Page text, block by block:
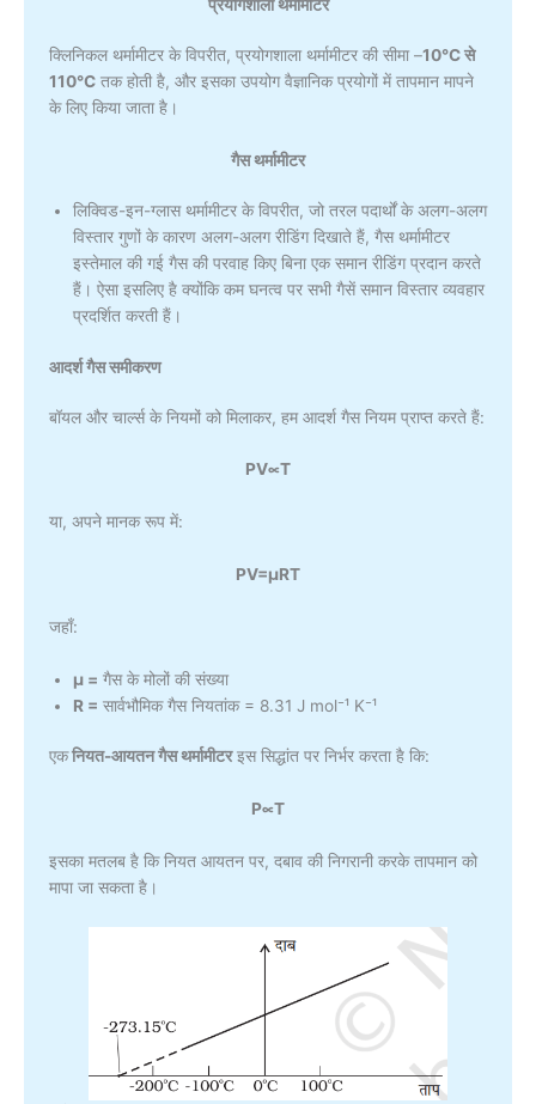
प्रयोगशाला थर्मामीटर
क्लिनिकल थर्मामीटर के विपरीत, प्रयोगशाला थर्मामीटर की सीमा –10°C से
110°Cतक होती है, और इसका उपयोग वैज्ञानिक प्रयोगों में तापमान मापने
के लिए किया जाता है।
गैस थर्मामीटर
लिक्विड-इन-ग्लास थर्मामीटर के विपरीत, जो तरल पदार्थों के अलग-अलग
विस्तार गुणों के कारण अलग-अलग रीडिंग दिखाते हैं, गैस थर्मामीटर
इस्तेमाल की गई गैस की परवाह किए बिना एक समान रीडिंग प्रदान करते
हैं। ऐसा इसलिए है क्योंकि कम घनत्व पर सभी गैसें समान विस्तार व्यवहार
प्रदर्शित करती हैं।
आदर्श गैस समीकरण
बॉयल और चार्ल्स के नियमों को मिलाकर, हम आदर्श गैस नियम प्राप्त करते हैं:
PV∝T
या, अपने मानक रूप में:
PV=μRT
जहाँ:
μ = गैस के मोलों की संख्या
R = सार्वभौमिक गैस नियतांक = 8.31 J mol⁻¹ K⁻¹
एकनियत-आयतन गैस थर्मामीटरइस सिद्धांत पर निर्भर करता है कि:
P∝T
इसका मतलब है कि नियत आयतन पर, दबाव की निगरानी करके तापमान को
मापा जा सकता है।